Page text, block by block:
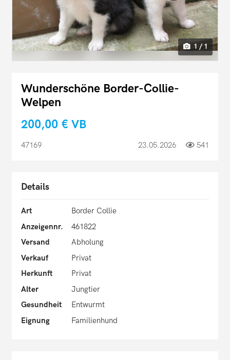
1 / 1
Wunderschöne Border-Collie-
Welpen
200,00 € VB
47169 23.05.2026 541
Details
Art
Border Collie
Anzeigennr.
461822
Versand
Abholung
Verkauf
Privat
Herkunft
Privat
Alter
Jungtier
Gesundheit
Entwurmt
Eignung
Familienhund